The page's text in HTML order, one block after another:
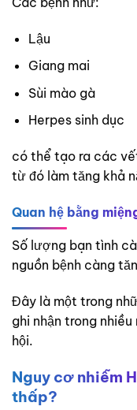
Lậu
Giang mai
Sùi mào gà
Herpes sinh dục
có thể tạo ra các
từ đó làm tăng khả
Quan hệ bằng
Số lượng bạn tình
nguồn bệnh càng
Đây là một trong
ghi nhận trong
hội.
Nguy cơ nhiễm
thấp?